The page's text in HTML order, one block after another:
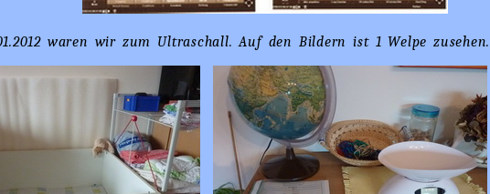
waren wir zum Ultraschall. Auf den Bildern ist 1 Welpe zusehen.